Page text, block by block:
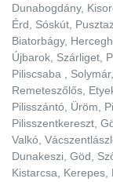
Dunabogdány,
Érd, Sóskút,
Biatorbágy,
Újbarok, Szárliget,
Piliscsaba ,
Remeteszőlős,
Pilisszántó, Üröm,
Pilisszentkereszt,
Valkó,
Dunakeszi, Göd,
Kistarcsa, Kerepes,